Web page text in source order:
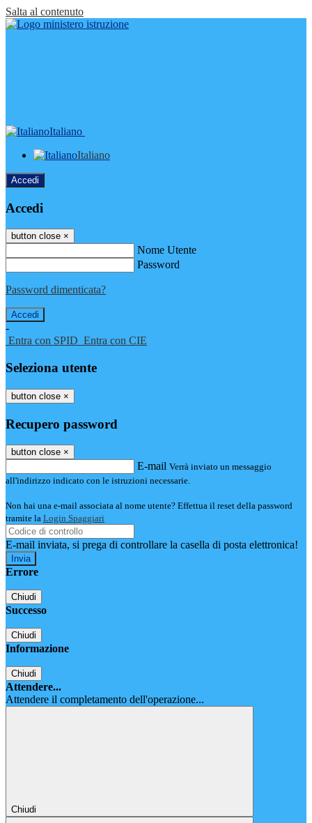
Salta al contenuto
Italiano
Italiano
Accedi
Accedi
button close ×
Nome Utente
Password
Password dimenticata?
-
Entra con SPID Entra con CIE
Seleziona utente
button close ×
Recupero password
button close ×
E-mail Verrà inviato un messaggio
all'indirizzo indicato con le istruzioni necessarie.
Non hai una e-mail associata al nome utente? Effettua il reset della password
tramite la Login Spaggiari
E-mail inviata, si prega di controllare la casella di posta elettronica!
Errore
Chiudi
Successo
Chiudi
Informazione
Chiudi
Attendere...
Attendere il completamento dell'operazione...
Chiudi